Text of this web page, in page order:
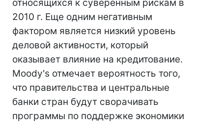
относящихся к суверенным рискам в
2010 г. Еще одним негативным
фактором является низкий уровень
деловой активности, который
оказывает влияние на кредитование.
Moody's отмечает вероятность того,
что правительства и центральные
банки стран будут сворачивать
программы по поддержке экономики